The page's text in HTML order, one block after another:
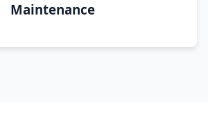
Maintenance